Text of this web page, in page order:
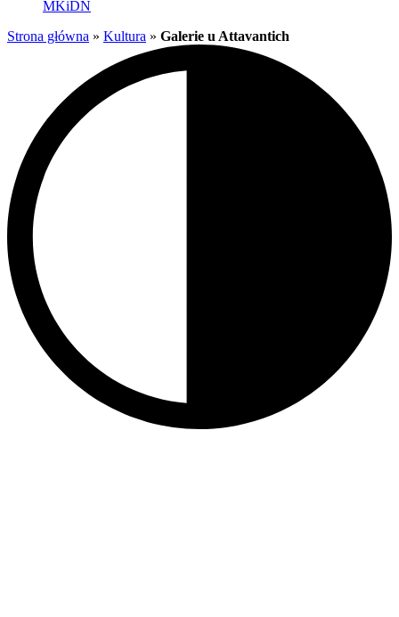
MKiDN
Strona główna » Kultura » Galerie u Attavantich